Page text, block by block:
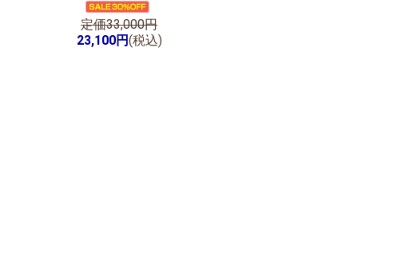
定価33,000円
23,100円(税込)